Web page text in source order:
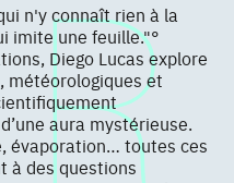
n'y connaît rien à la
imite une feuille."°
Diego Lucas explore
météorologiques et
aura mystérieuse.
évaporation… toutes ces
à des questions